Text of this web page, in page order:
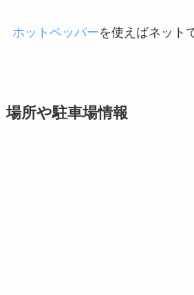
ホットペッパーを使えばネット
場所や駐車場情報